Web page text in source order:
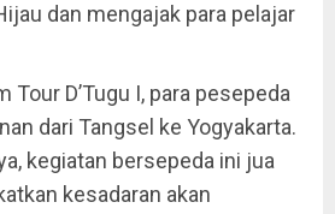
dan mengajak para pelajar
Tour D’Tugu I, para pesepeda
dari Tangsel ke Yogyakarta.
kegiatan bersepeda ini jua
kesadaran akan